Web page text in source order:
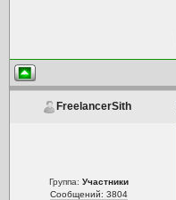
FreelancerSith
Группа:Участники
Сообщений: 3804